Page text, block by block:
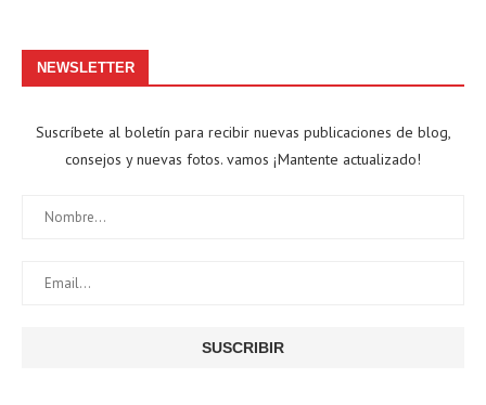
NEWSLETTER
Suscríbete al boletín para recibir nuevas publicaciones de blog,
consejos y nuevas fotos. vamos ¡Mantente actualizado!